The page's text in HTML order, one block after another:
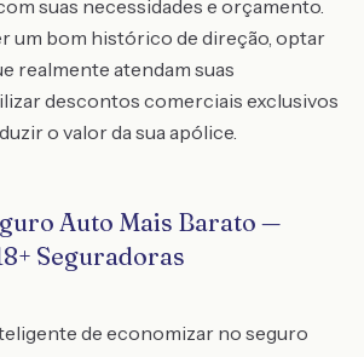
suas necessidades e orçamento.
um bom histórico de direção, optar
realmente atendam suas
descontos comerciais exclusivos
o valor da sua apólice.
Auto Mais Barato —
Seguradoras
de economizar no seguro